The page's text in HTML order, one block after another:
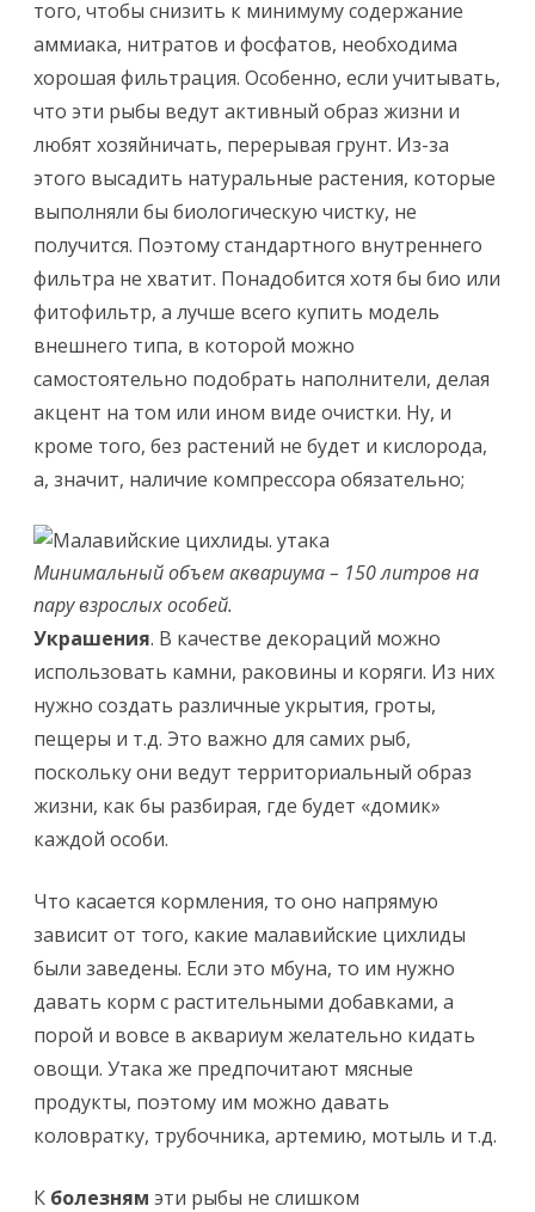
того, чтобы снизить к минимуму содержание
аммиака, нитратов и фосфатов, необходима
хорошая фильтрация. Особенно, если учитывать,
что эти рыбы ведут активный образ жизни и
любят хозяйничать, перерывая грунт. Из-за
этого высадить натуральные растения, которые
выполняли бы биологическую чистку, не
получится. Поэтому стандартного внутреннего
фильтра не хватит. Понадобится хотя бы био или
фитофильтр, а лучше всего купить модель
внешнего типа, в которой можно
самостоятельно подобрать наполнители, делая
акцент на том или ином виде очистки. Ну, и
кроме того, без растений не будет и кислорода,
а, значит, наличие компрессора обязательно;
Минимальный объем аквариума – 150 литров на
пару взрослых особей.
Украшения. В качестве декораций можно
использовать камни, раковины и коряги. Из них
нужно создать различные укрытия, гроты,
пещеры и т.д. Это важно для самих рыб,
поскольку они ведут территориальный образ
жизни, как бы разбирая, где будет «домик»
каждой особи.
Что касается кормления, то оно напрямую
зависит от того, какие малавийские цихлиды
были заведены. Если это мбуна, то им нужно
давать корм с растительными добавками, а
порой и вовсе в аквариум желательно кидать
овощи. Утака же предпочитают мясные
продукты, поэтому им можно давать
коловратку, трубочника, артемию, мотыль и т.д.
К болезням эти рыбы не слишком